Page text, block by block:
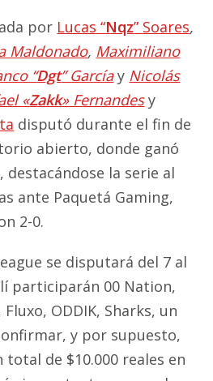
por Lucas “Nqz” Soares,
Maldonado, Maximiliano
“Dgt” Garcíay Nicolás
«Zakk» Fernandesy
disputó durante el fin de
abierto, donde ganó
la serie al
ante Paquetá Gaming,
2-0.
se disputará del 7 al
participarán 00 Nation,
ODDIK, Sharks, un
y por supuesto,
de $10.000 reales en